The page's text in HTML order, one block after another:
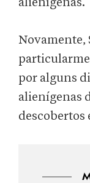
alienígenas.
Novamente,
por alguns
alienígenas
descobertos